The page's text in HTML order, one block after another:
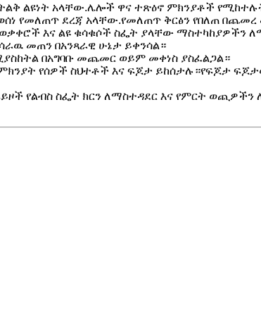
ልዩነት አላቸው.ሌሎች ዋና ተጽዕኖ ምክንያቶች
የመለጠጥ ደረጃ አላቸው.የመለጠጥ ቅርፅን የበለጠ
እና ልዩ ቁሳቁሶች ስፌት ያላቸው ማስተካከያዎችን
መጠን በአንጻራዊ ሁኔታ ይቀንሳል።
በአግባቡ መጨመር ወይም መቀነስ ያስፈልጋል።
የሰዎች ስህተቶች እና ፍጆታ ይከሰታሉ።የፍጆታ
የልብስ ስፌት ክርን ለማስተዳደር እና የምርት